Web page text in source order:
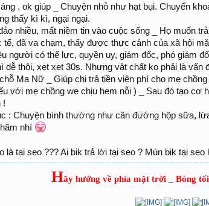
, ok giúp _ Chuyện nhỏ như hạt bụi. Chuyển
thấy kì kì, ngại ngại.
nhiều, mất niềm tin vào cuộc sống _ Họ muốn
đã va chạm, thấy được thực cảnh của xã hội
người có thế lực, quyền uy, giám đốc, phó giám
dễ thôi, xẹt xẹt 30s. Nhưng vật chất ko phải là
Ma Nữ _ Giúp chi trả tiền viện phí cho mẹ
với mẹ chồng we chịu hem nỗi ) _ Sau đó tạo cơ
!
: Chuyện bình thường như cân đường hộp sữa,
nhí
là tại seo ??? Ai bik trả lời tại seo ? Mún bik tại
Hãy hướng về phía mặt trời _ Bóng tối